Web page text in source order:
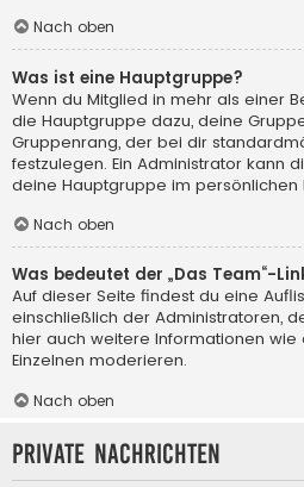
Nach oben
Was ist eine Hauptgruppe?
Wenn du Mitglied in mehr als einer
die Hauptgruppe dazu, deine
Gruppenrang, der bei dir
festzulegen. Ein Administrator kann
deine Hauptgruppe im persönlichen
Nach oben
Was bedeutet der „Das Team“-
Auf dieser Seite findest du eine
einschließlich der Administratoren,
hier auch weitere Informationen wie
Einzelnen moderieren.
Nach oben
Private Nachrichten